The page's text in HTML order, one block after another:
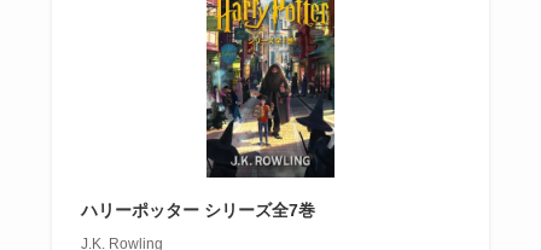
ハリーポッター シリーズ全7巻
J.K. Rowling